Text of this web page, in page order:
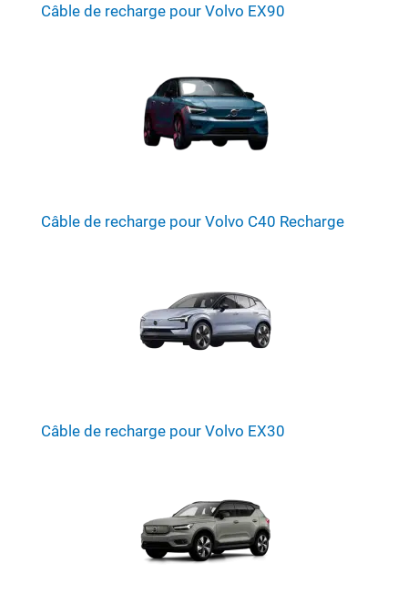
Câble de recharge pour Volvo EX90
Câble de recharge pour Volvo C40 Recharge
Câble de recharge pour Volvo EX30